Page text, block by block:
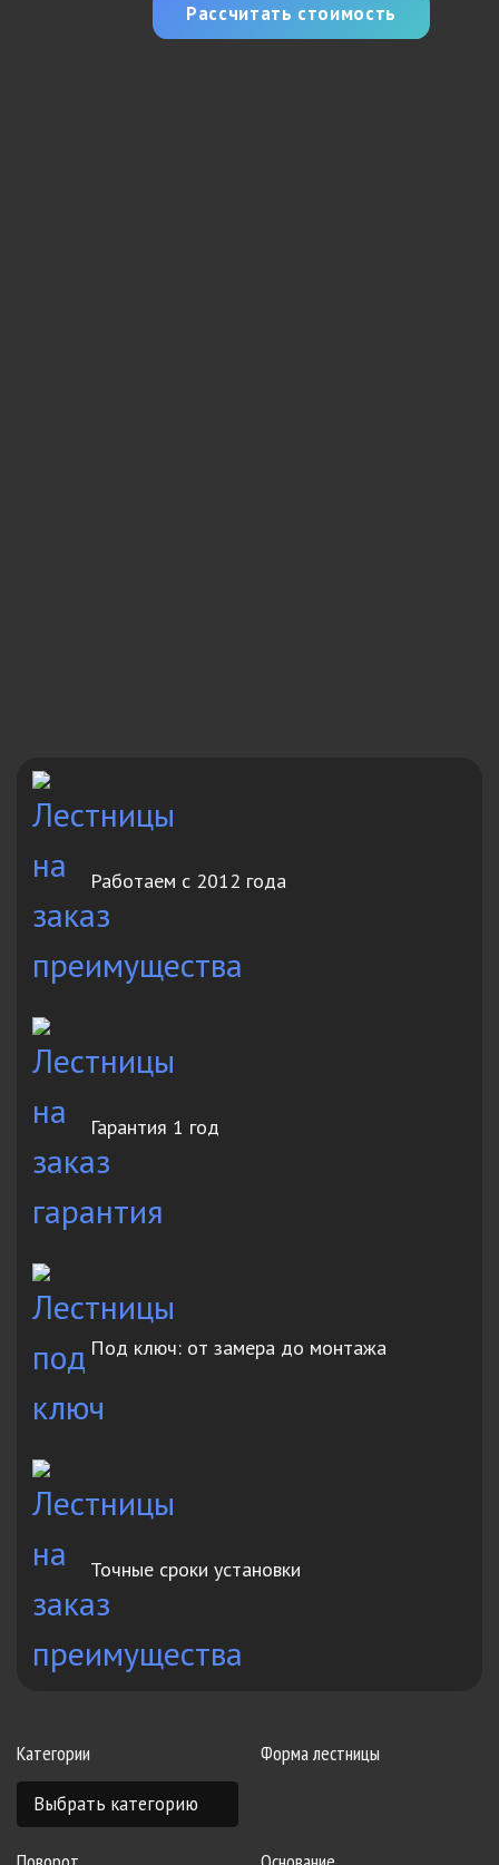
Рассчитать стоимость
Работаем с 2012 года
Гарантия 1 год
Под ключ: от замера до монтажа
Точные сроки установки
Категории Форма лестницы